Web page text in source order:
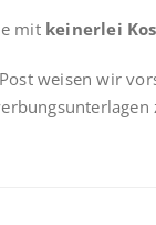
mit keinerlei
weisen wir